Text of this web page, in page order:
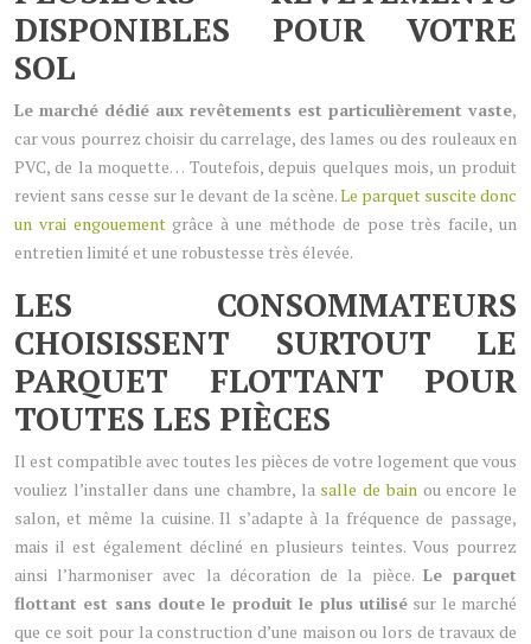
DISPONIBLES POUR VOTRE
SOL
Le marché dédié aux revêtements est particulièrement vaste,
car vous pourrez choisir du carrelage, des lames ou des rouleaux en
PVC, de la moquette… Toutefois, depuis quelques mois, un produit
revient sans cesse sur le devant de la scène.Le parquet suscite donc
un vrai engouementgrâce à une méthode de pose très facile, un
entretien limité et une robustesse très élevée.
LES CONSOMMATEURS
CHOISISSENT SURTOUT LE
PARQUET FLOTTANT POUR
TOUTES LES PIÈCES
Il est compatible avec toutes les pièces de votre logement que vous
vouliez l’installer dans une chambre, la salle de bainou encore le
salon, et même la cuisine. Il s’adapte à la fréquence de passage,
mais il est également décliné en plusieurs teintes. Vous pourrez
ainsi l’harmoniser avec la décoration de la pièce. Le parquet
flottant est sans doute le produit le plus utilisésur le marché
que ce soit pour la construction d’une maison ou lors de travaux de